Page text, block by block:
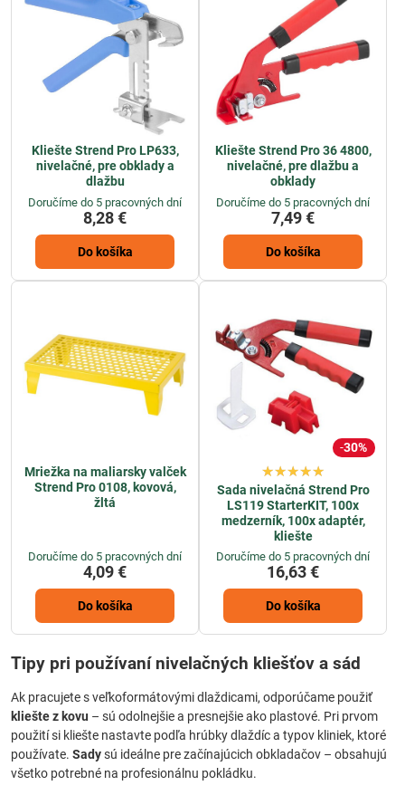
Kliešte Strend Pro LP633,
nivelačné, pre obklady a
dlažbu
Doručíme do 5 pracovných dní
8,28 €
Do košíka
Kliešte Strend Pro 36 4800,
nivelačné, pre dlažbu a
obklady
Doručíme do 5 pracovných dní
7,49 €
Do košíka
Mriežka na maliarsky valček
Strend Pro 0108, kovová,
žltá
Doručíme do 5 pracovných dní
4,09 €
Do košíka
30%
Sada nivelačná Strend Pro
LS119 StarterKIT, 100x
medzerník, 100x adaptér,
kliešte
Doručíme do 5 pracovných dní
16,63 €
Do košíka
Tipy pri používaní nivelačných kliešťov a sád
Ak pracujete s veľkoformátovými dlaždicami, odporúčame použiť
kliešte z kovu – sú odolnejšie a presnejšie ako plastové. Pri prvom
použití si kliešte nastavte podľa hrúbky dlaždíc a typov kliniek, ktoré
používate. Sadysú ideálne pre začínajúcich obkladačov – obsahujú
všetko potrebné na profesionálnu pokládku.